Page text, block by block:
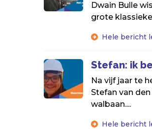
Dwain Bulle
grote
Hele bericht
Stefan: ik
Na vijf jaar te
Stefan van
walbaan....
Hele bericht